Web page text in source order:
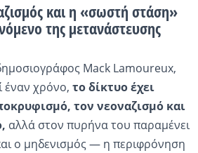
και η «σωστή στάση»
της μετανάστευσης
Mack Lamoureux,
έναν χρόνο, το δίκτυο έχει
τον νεοναζισμό και
αλλά στον πυρήνα του παραμένει
ο μηδενισμός — η περιφρόνηση